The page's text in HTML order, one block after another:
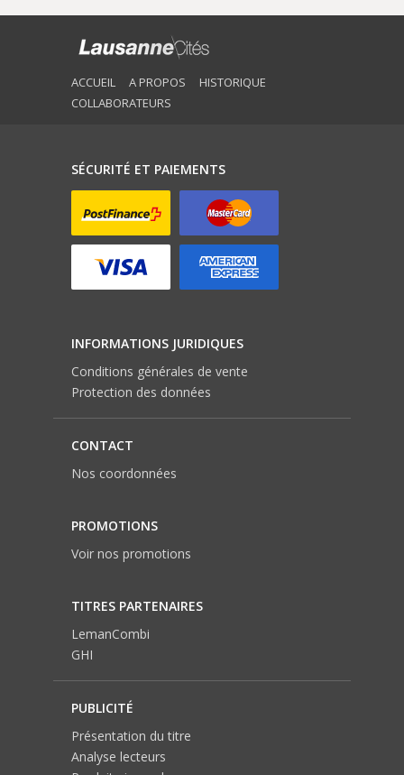
ACCUEIL A PROPOS
HISTORIQUE
COLLABORATEURS
SÉCURITÉ ET PAIEMENTS
INFORMATIONS JURIDIQUES
Conditions générales de vente
Protection des données
CONTACT
Nos coordonnées
PROMOTIONS
Voir nos promotions
TITRES PARTENAIRES
LemanCombi
GHI
PUBLICITÉ
Présentation du titre
Analyse lecteurs